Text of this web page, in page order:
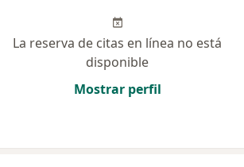
La reserva de citas en línea no está
disponible
Mostrar perfil